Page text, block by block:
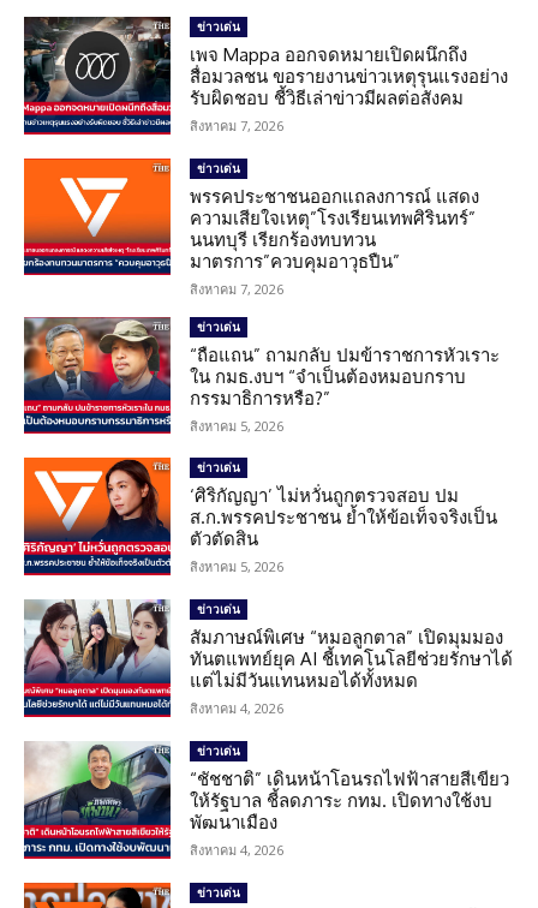
ข่าวเด่น
เพจ Mappa ออกจดหมายเปิดผนึกถึง
สื่อมวลชน ขอรายงานข่าวเหตุรุนแรงอย่าง
รับผิดชอบ ชี้วิธีเล่าข่าวมีผลต่อสังคม
สิงหาคม 7, 2026
ข่าวเด่น
พรรคประชาชนออกแถลงการณ์ แสดง
ความเสียใจเหตุ”โรงเรียนเทพศิรินทร์”
นนทบุรี เรียกร้องทบทวน
มาตรการ”ควบคุมอาวุธปืน”
สิงหาคม 7, 2026
ข่าวเด่น
“ถือแถน” ถามกลับ ปมข้าราชการหัวเราะ
ใน กมธ.งบฯ “จำเป็นต้องหมอบกราบ
กรรมาธิการหรือ?”
สิงหาคม 5, 2026
ข่าวเด่น
‘ศิริกัญญา’ ไม่หวั่นถูกตรวจสอบ ปม
ส.ก.พรรคประชาชน ย้ำให้ข้อเท็จจริงเป็น
ตัวตัดสิน
สิงหาคม 5, 2026
ข่าวเด่น
สัมภาษณ์พิเศษ “หมอลูกตาล” เปิดมุมมอง
ทันตแพทย์ยุค AI ชี้เทคโนโลยีช่วยรักษาได้
แต่ไม่มีวันแทนหมอได้ทั้งหมด
สิงหาคม 4, 2026
ข่าวเด่น
“ชัชชาติ” เดินหน้าโอนรถไฟฟ้าสายสีเขียว
ให้รัฐบาล ชี้ลดภาระ กทม. เปิดทางใช้งบ
พัฒนาเมือง
สิงหาคม 4, 2026
ข่าวเด่น